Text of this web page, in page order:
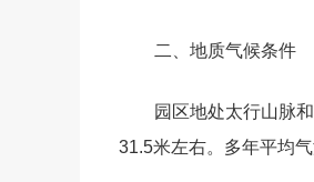
二、地质气候条件
园区地处太行山脉
31.5米左右。多年平均